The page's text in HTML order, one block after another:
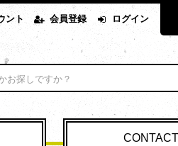
ント 会員登録 ログイン